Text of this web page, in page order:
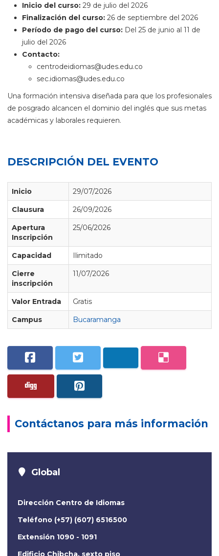
Inicio del curso: 29 de julio del 2026
Finalización del curso: 26 de septiembre del 2026
Período de pago del curso: Del 25 de junio al 11 de
julio del 2026
Contacto:
centrodeidiomas@udes.edu.co
sec.idiomas@udes.edu.co
Una formación intensiva diseñada para que los profesionales
de posgrado alcancen el dominio del inglés que sus metas
académicas y laborales requieren.
DESCRIPCIÓN DEL EVENTO
Inicio 29/07/2026
Clausura 26/09/2026
Apertura
Inscripción
25/06/2026
Capacidad Ilimitado
Cierre
inscripción
11/07/2026
Valor Entrada Gratis
Campus Bucaramanga
Contáctanos para más información
Global
Dirección Centro de Idiomas
Teléfono (+57) (607) 6516500
Extensión 1090 - 1091
Edificio Chibcha, sexto piso